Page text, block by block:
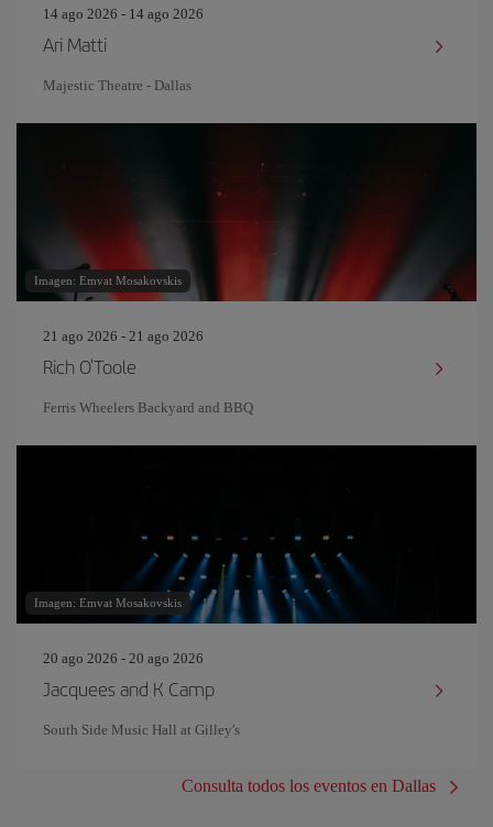
14 ago 2026 - 14 ago 2026
Ari Matti
Majestic Theatre - Dallas
Imagen: Emvat Mosakovskis
21 ago 2026 - 21 ago 2026
Rich O'Toole
Ferris Wheelers Backyard and BBQ
Imagen: Emvat Mosakovskis
20 ago 2026 - 20 ago 2026
Jacquees and K Camp
South Side Music Hall at Gilley's
Consulta todos los eventos en Dallas